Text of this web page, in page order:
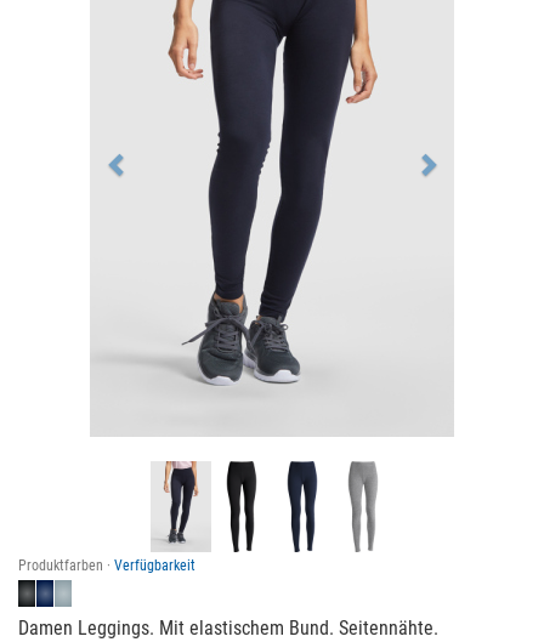
Produktfarben · Verfügbarkeit
Damen Leggings. Mit elastischem Bund. Seitennähte.